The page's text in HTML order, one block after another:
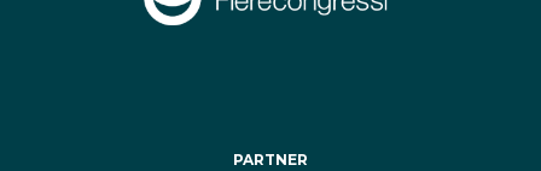
PARTNER